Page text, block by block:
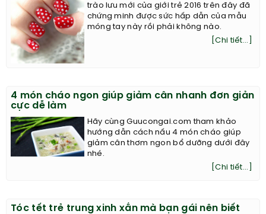
trào lưu mới của giới trẻ 2016 trên đây đã
chứng minh được sức hấp dẫn của mẫu
móng tay này rồi phải không nào.
[Chi tiết...]
4 món cháo ngon giúp giảm cân nhanh đơn giản
cực dễ làm
Hãy cùng Guucongai.com tham khảo
hướng dẫn cách nấu 4 món cháo giúp
giảm cân thơm ngon bổ dưỡng dưới đây
nhé.
[Chi tiết...]
Tóc tết trẻ trung xinh xắn mà bạn gái nên biết